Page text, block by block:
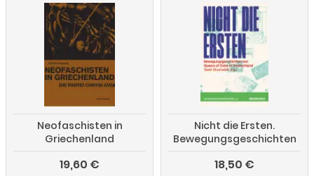
Neofaschisten in
Griechenland
19,60 €
Nicht die Ersten.
Bewegungsgeschichten
von Queers of Colour in
Deutschland
18,50 €